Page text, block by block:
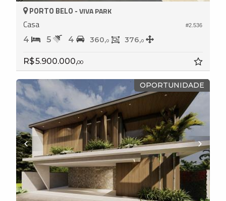
#2.536
PORTO BELO -VIVA PARK
Casa
4 5 4 360,0 376,0
R$ 5.900.000,00
OPORTUNIDADE